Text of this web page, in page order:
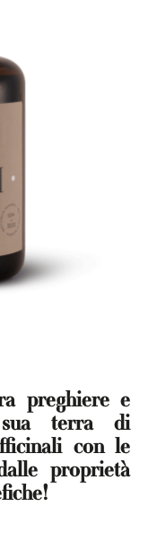
preghiere e
terra di
con le
proprietà